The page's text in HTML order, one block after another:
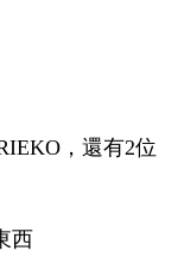
，還有2位
西